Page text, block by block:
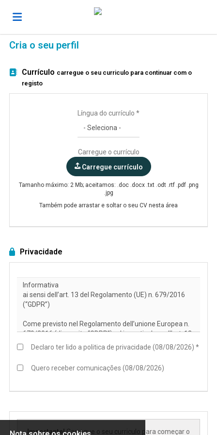
Página
inicial
Ofertas
sessão
Língua
FR
IT
DE
Cria o seu perfil
Currículo carregue o seu curriculo para continuar com o
registo
Língua do currículo *
Carregue o currículo
Carregue currículo
Tamanho máximo: 2 Mb; aceitamos: .doc .docx .txt .odt .rtf .pdf .png
.jpg
Também pode arrastar e soltar o seu CV nesta área
Privacidade
Declaro ter lido a politica de privacidade (08/08/2026) *
Quero receber comunicações (08/08/2026)
Importante!Carregue o seu curriculo para começar o